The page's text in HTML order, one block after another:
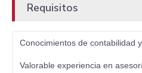
Requisitos
Conocimientos de contabilidad
Valorable experiencia en